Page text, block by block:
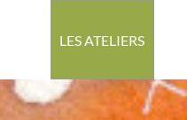
LES ATELIERS